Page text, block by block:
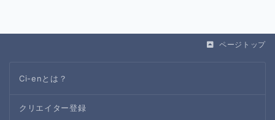
ページトップ
Ci-enとは？
クリエイター登録